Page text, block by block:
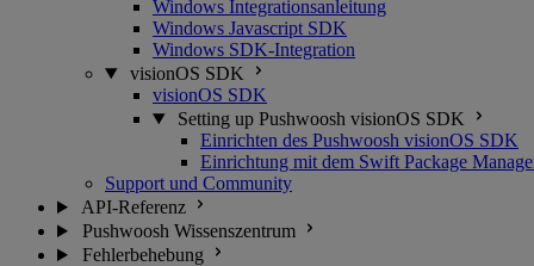
Windows Integrationsanleitung
Windows Javascript SDK
Windows SDK-Integration
visionOS SDK
visionOS SDK
Setting up Pushwoosh visionOS SDK
Einrichten des Pushwoosh visionOS SDK
Einrichtung mit dem Swift Package
Support und Community
API-Referenz
Pushwoosh Wissenszentrum
Fehlerbehebung